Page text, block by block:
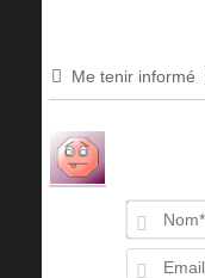
Me tenir informé